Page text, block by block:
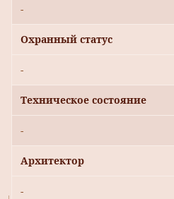
-
Охранный статус
-
Техническое состояние
-
Архитектор
-